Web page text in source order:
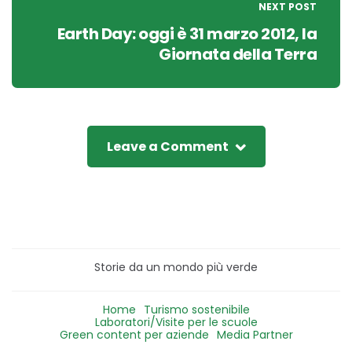
NEXT POST
Earth Day: oggi è 31 marzo 2012, la
Giornata della Terra
Leave a Comment
Storie da un mondo più verde
Home Turismo sostenibile
Laboratori/Visite per le scuole
Green content per aziende Media Partner